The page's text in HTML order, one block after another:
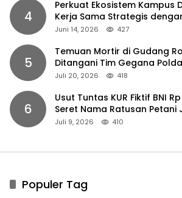
4
Perkuat Ekosistem Kampus
Kerja Sama Strategis
Juni 14, 2026 427
5
Temuan Mortir di Gudang
Ditangani Tim Gegana
Juli 20, 2026 418
6
Usut Tuntas KUR Fiktif BNI
Seret Nama Ratusan Petani
Juli 9, 2026 410
Populer Tag